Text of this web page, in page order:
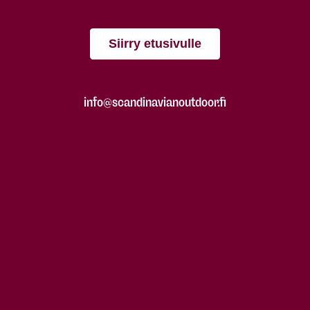
Siirry etusivulle
info@scandinavianoutdoor.fi